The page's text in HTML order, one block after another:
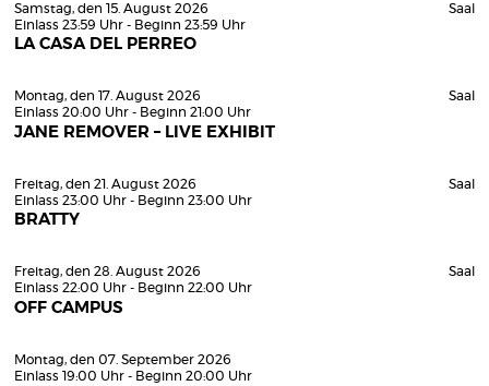
Samstag, den 15. August 2026
Einlass 23:59 Uhr - Beginn 23:59 Uhr
LA CASA DEL PERREO
Saal
Montag, den 17. August 2026
Einlass 20:00 Uhr - Beginn 21:00 Uhr
JANE REMOVER – LIVE EXHIBIT
Saal
Freitag, den 21. August 2026
Einlass 23:00 Uhr - Beginn 23:00 Uhr
BRATTY
Saal
Freitag, den 28. August 2026
Einlass 22:00 Uhr - Beginn 22:00 Uhr
OFF CAMPUS
Saal
Montag, den 07. September 2026
Einlass 19:00 Uhr - Beginn 20:00 Uhr